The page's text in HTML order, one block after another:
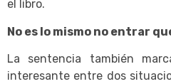
el libro.
No es lo mismo no entrar
La sentencia también
interesante entre dos